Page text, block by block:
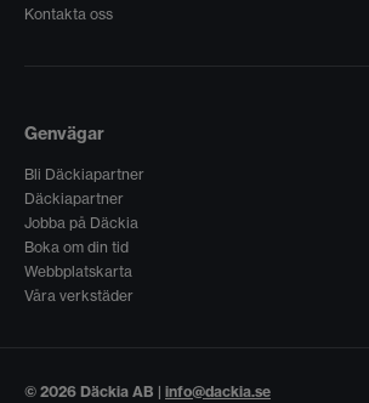
Kontakta oss
Genvägar
Bli Däckiapartner
Däckiapartner
Jobba på Däckia
Boka om din tid
Webbplatskarta
Våra verkstäder
© 2026 Däckia AB | info@dackia.se